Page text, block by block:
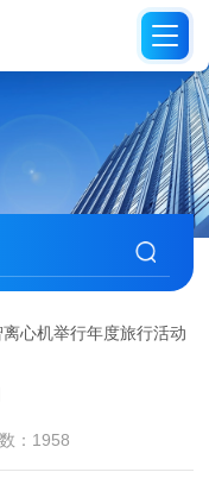
离心机举行年度旅行活动
：1958